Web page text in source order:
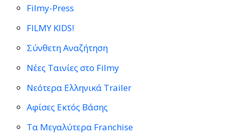
Filmy-Press
FILMY KIDS!
Σύνθετη Αναζήτηση
Νέες Ταινίες στο Filmy
Νεότερα Ελληνικά Trailer
Αφίσες Εκτός Βάσης
Τα Μεγαλύτερα Franchise